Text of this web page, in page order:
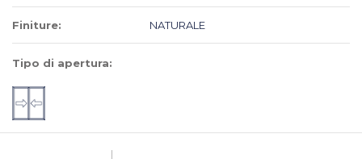
Finiture: NATURALE
Tipo di apertura: